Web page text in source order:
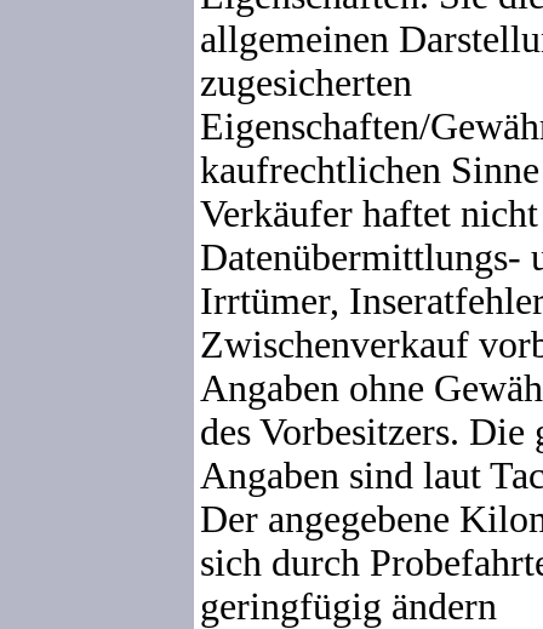
allgemeinen
zugesicherten
Eigenschaften/
kaufrechtlichen
Verkäufer haftet
Datenübermittlungs-
Irrtümer,
Zwischenverkauf
Angaben ohne
des Vorbesitzers. Die
Angaben sind laut
Der angegebene
sich durch
geringfügig ändern